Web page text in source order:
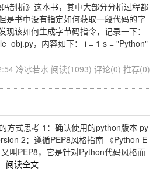
剖析》这本书，其中大部分分析过程都
是书中没有指定如何获取一段代码的字
该如何生成字节码指令，记录一下：
，内容如下： i = 1 s = "Python"
冷冰若水 阅读(1093) 评论(0) 推荐(0)
方式思考 1：确认使用的python版本 py
2：遵循PEP8风格指南 《Python E
叫PEP8，它是针对Python代码风格而
阅读全文